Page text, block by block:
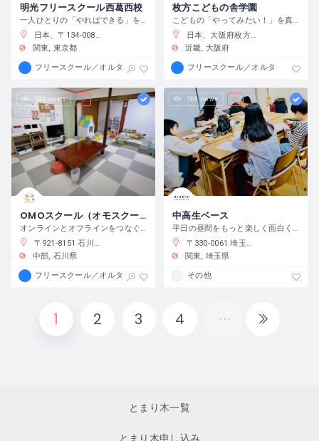
明光フリースクール西葛西校
一人ひとりの「やればできる」を見つけ、育む
日本、〒134-0088 東京都江戸川区西葛西６−１０−１４ 正栄ビル
関東
東京都
フリースクール／オルタナティブスクール
枚方こどもの舎学園
こどもの「やってみたい！」を真ん中に、遊び、学び、活動する、わくわくが原動力の学校です。
日本、大阪府枚方市渚元町２１−３１
近畿 大阪府
フリースクール／オルタナティブス
184 views
OMOスクール（オモスクール）
オンラインとオフラインをつなぐフリースクール
〒921-8151 石川県金沢市窪３丁目１３６−１
中部 石川県
フリースクール／オルタナティブスクール
168 views
中高生ベース
平日の昼間をもっと楽しく面白く！
〒330-0061 埼玉県さいたま市浦和区常磐７丁目４−１ 埼玉りそな銀行さいたま研修センター
関東
埼玉県
その他
1 2 3 4
とまり木一覧
とまり木申し込み